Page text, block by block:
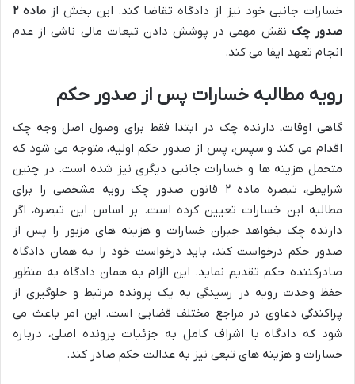
خسارات جانبی خود نیز از دادگاه تقاضا کند. این بخش از
ماده ۲
صدور چک نقش مهمی در پوشش دادن تبعات مالی ناشی از عدم
انجام تعهد ایفا می کند.
رویه مطالبه خسارات پس از صدور حکم
گاهی اوقات، دارنده چک در ابتدا فقط برای وصول اصل وجه چک
اقدام می کند و سپس، پس از صدور حکم اولیه، متوجه می شود که
متحمل هزینه ها و خسارات جانبی دیگری نیز شده است. در چنین
شرایطی، تبصره ماده ۲ قانون صدور چک رویه مشخصی را برای
مطالبه این خسارات تعیین کرده است. بر اساس این تبصره، اگر
دارنده چک بخواهد جبران خسارات و هزینه های مزبور را پس از
صدور حکم درخواست کند، باید درخواست خود را به همان دادگاه
صادرکننده حکم تقدیم نماید. این الزام به همان دادگاه به منظور
حفظ وحدت رویه در رسیدگی به یک پرونده مرتبط و جلوگیری از
پراکندگی دعاوی در مراجع مختلف قضایی است. این امر باعث می
شود که دادگاه با اشراف کامل به جزئیات پرونده اصلی، درباره
خسارات و هزینه های تبعی نیز به عدالت حکم صادر کند.